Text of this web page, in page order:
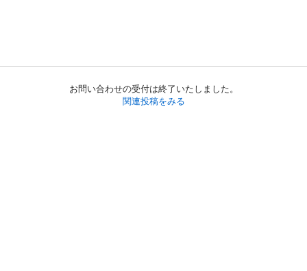
お問い合わせの受付は終了いたしました。
関連投稿をみる